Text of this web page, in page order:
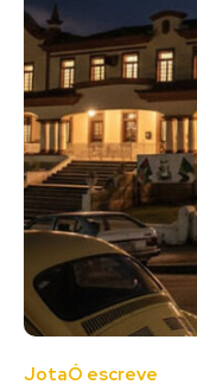
JotaÓ escreve